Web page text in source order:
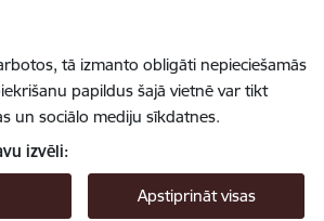
tā izmanto obligāti nepieciešamās
papildus šajā vietnē var tikt
un sociālo mediju sīkdatnes.
izvēli:
Apstiprināt visas